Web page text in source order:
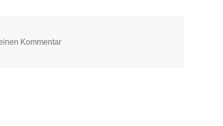
Kommentarzu „Pech oder Segen“ macht weiter